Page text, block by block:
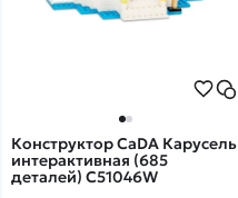
Конструктор CaDA Карусель
интерактивная (685
деталей) C51046W